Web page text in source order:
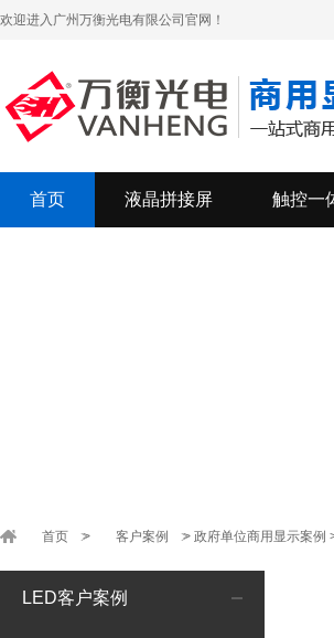
欢迎进入广州万衡光电有限公司官网！
首页 液晶拼接屏 触控一
首页 > 客户案例 > 政府单位商用显示案例
LED客户案例